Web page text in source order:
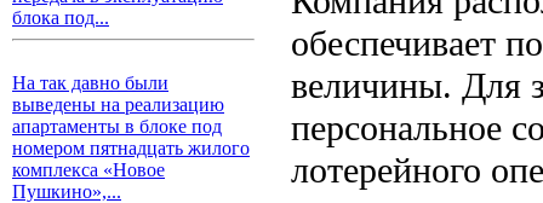
блока под...
На так давно были
выведены на реализацию
апартаменты в блоке под
номером пятнадцать жилого
комплекса «Новое
Пушкино»,...
обеспечивает
величины. Для
персональное
лотерейного